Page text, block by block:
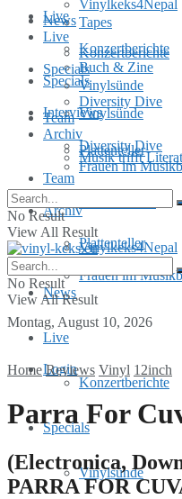
Live
Konzertberichte
Specials
Vinylsünde
Diversity Dive
Team
Archiv
Plattenteller
Frauen im
Montag, August 10, 2026
Login
Tapes
Buch & Zine
Interviews
Musik trifft
Vinylkeks4Nepal
News
Live
Konzertberichte
Specials
Vinylsünde
Vinylkeks4Nepal
News
Live
Konzertberichte
Specials
Vinylsünde
Diversity Dive
Team
Archiv
Plattenteller
Frauen im
No Result
View All Result
No Result
View All Result
Home Reviews Vinyl 12inch
Parra For
(Electronica,
PARRA FOR